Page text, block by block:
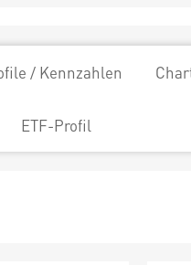
/ Kennzahlen
ETF-Profil